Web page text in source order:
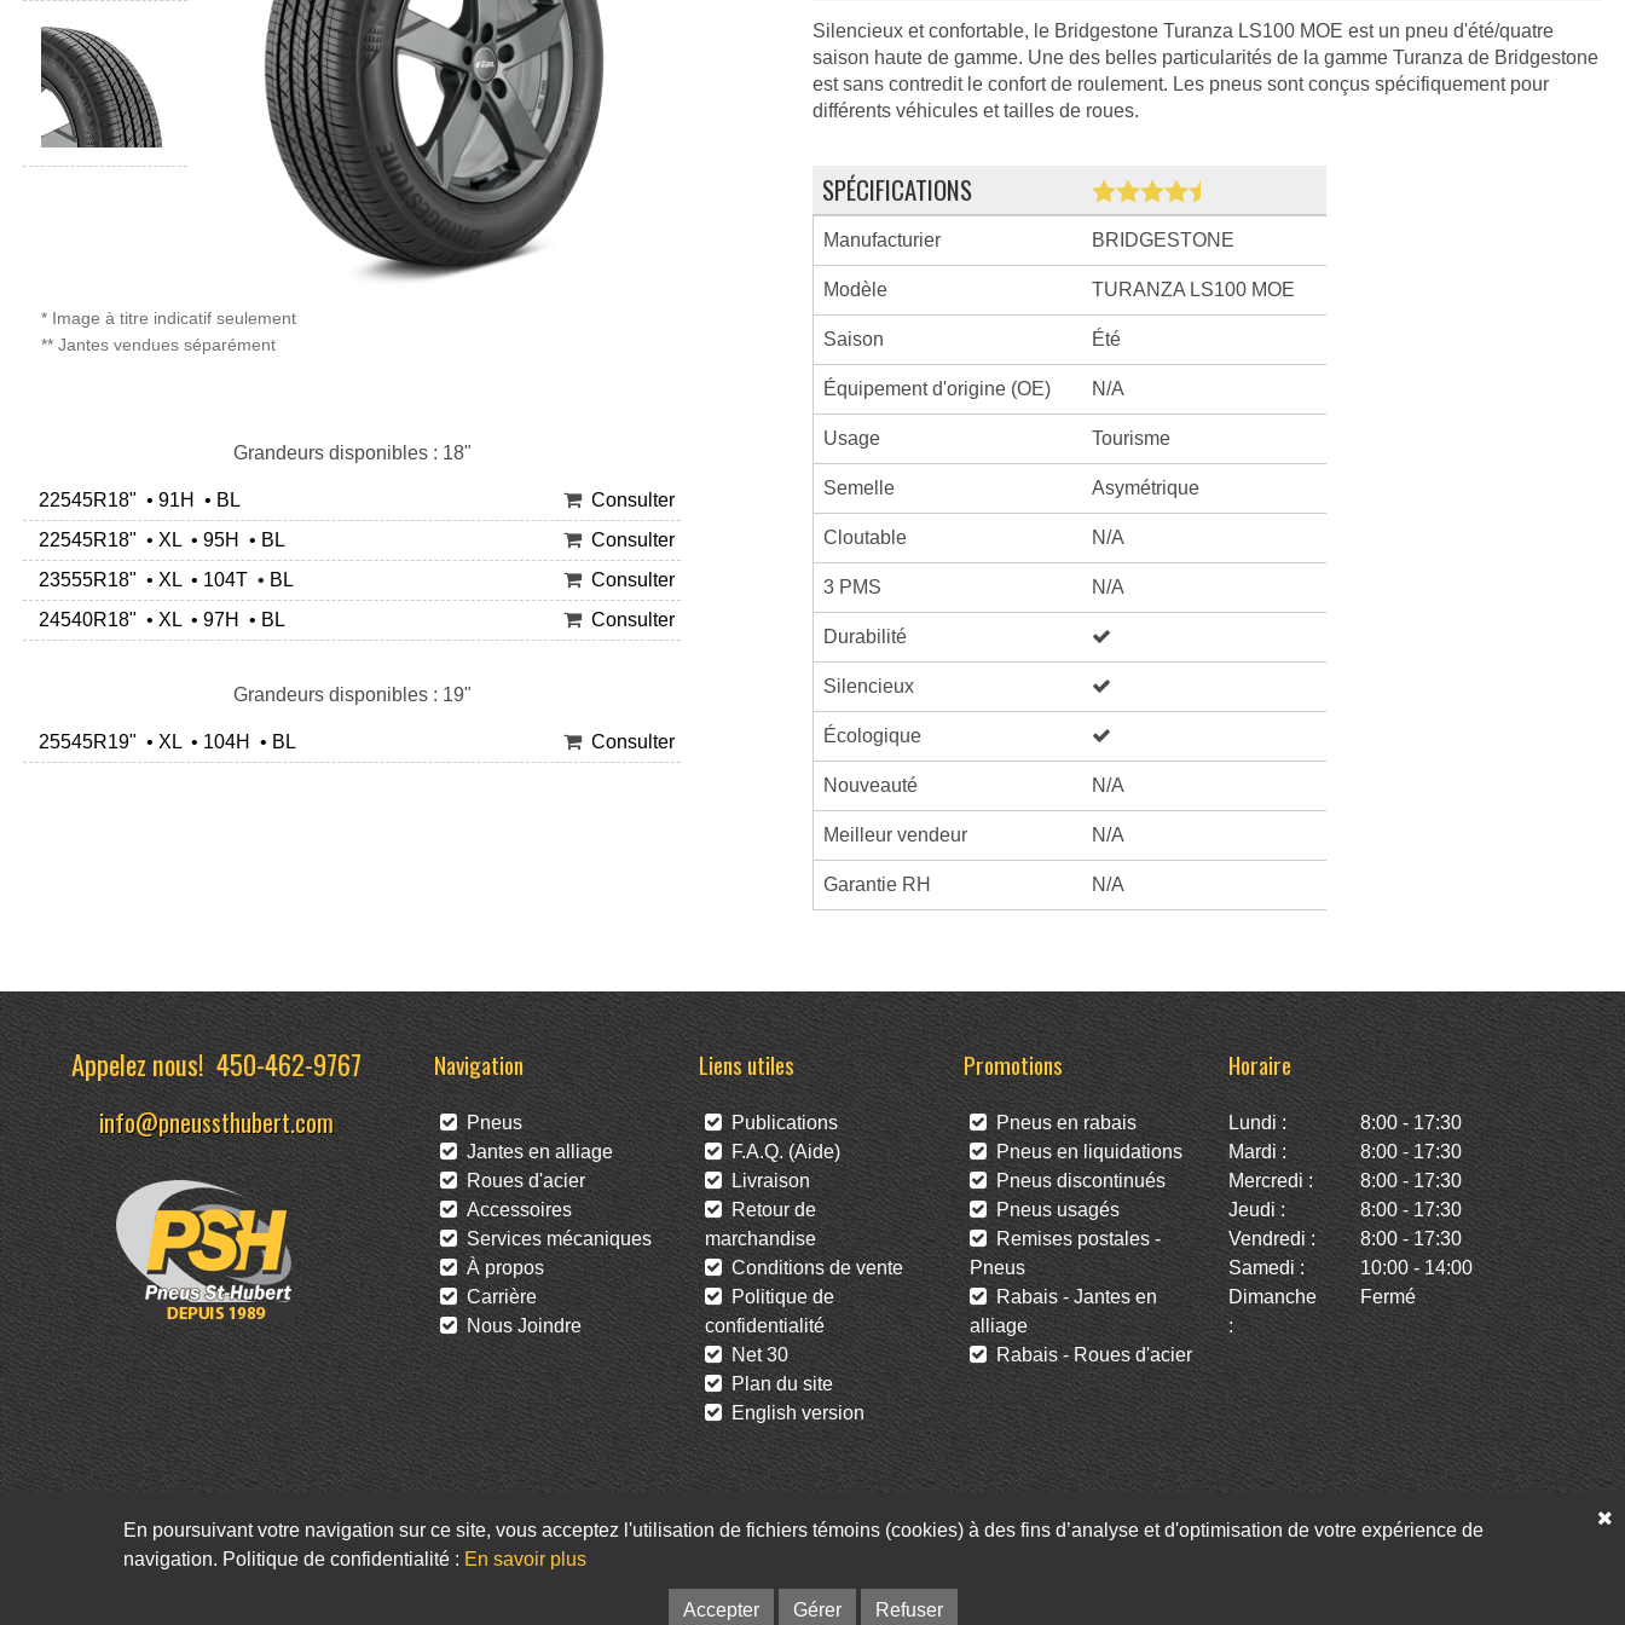
* Image à titre indicatif seulement
** Jantes vendues séparément
Grandeurs disponibles : 18"
22545R18" • 91H • BL
Consulter
22545R18" • XL • 95H • BL
Consulter
23555R18" • XL • 104T • BL
Consulter
24540R18" • XL • 97H • BL
Consulter
Grandeurs disponibles : 19"
25545R19" • XL • 104H • BL Consulter
Silencieux et confortable, le Bridgestone Turanza LS100 MOE est un pneu d'été/quatre
saison haute de gamme. Une des belles particularités de la gamme Turanza de Bridgestone
est sans contredit le confort de roulement. Les pneus sont conçus spécifiquement pour
différents véhicules et tailles de roues.
SPÉCIFICATIONS
Manufacturier BRIDGESTONE
Modèle TURANZA LS100 MOE
Saison Été
Équipement d'origine (OE) N/A
Usage Tourisme
Semelle Asymétrique
Cloutable N/A
3 PMS N/A
Durabilité
Silencieux
Écologique
Nouveauté N/A
Meilleur vendeur N/A
Garantie RH N/A
Appelez nous!450-462-9767
info@pneussthubert.com
Navigation
Pneus
Jantes en alliage
Roues d'acier
Accessoires
Services mécaniques
À propos
Carrière
Nous Joindre
Liens utiles
Publications
F.A.Q. (Aide)
Livraison
Retour de
marchandise
Conditions de vente
Politique de
confidentialité
Net 30
Plan du site
English version
Promotions
Pneus en rabais
Pneus en liquidations
Pneus discontinués
Pneus usagés
Remises postales -
Pneus
Rabais - Jantes en
alliage
Rabais - Roues d'acier
Horaire
Lundi :
8:00 - 17:30
Mardi :
8:00 - 17:30
Mercredi :
8:00 - 17:30
Jeudi :
8:00 - 17:30
Vendredi :
8:00 - 17:30
Samedi :
10:00 - 14:00
Dimanche
:
Fermé
Facebook Twitter Infolettre
© Pneus St-Hubert • Web : Option PME
En poursuivant votre navigation sur ce site, vous acceptez l'utilisation de fichiers témoins (cookies) à des fins d’analyse et d'optimisation de votre expérience de
navigation. Politique de confidentialité : En savoir plus
Accepter Gérer Refuser